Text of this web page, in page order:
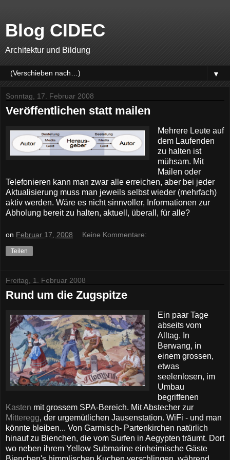
Blog CIDEC
Architektur und Bildung
▼
Sonntag, 17. Februar 2008
Veröffentlichen statt mailen
Mehrere Leute auf
dem Laufenden
zu halten ist
mühsam. Mit
Mailen oder
Telefonieren kann man zwar alle erreichen, aber bei jeder
Aktualisierung muss man jeweils selbst wieder (mehrfach)
aktiv werden. Wäre es nicht sinnvoller, Informationen zur
Abholung bereit zu halten, aktuell, überall, für alle?
on Februar 17, 2008 Keine Kommentare:
Teilen
Freitag, 1. Februar 2008
Rund um die Zugspitze
Ein paar Tage
abseits vom
Alltag. In
Berwang, in
einem grossen,
etwas
seelenlosen, im
Umbau
begriffenen
Kasten mit grossem SPA-Bereich. Mit Abstecher zur
Mitteregg, der urgemütlichen Jausenstation. WiFi - und man
könnte bleiben... Von Garmisch- Partenkirchen natürlich
hinauf zu Bienchen, die vom Surfen in Aegypten träumt. Dort
wo neben ihrem Yellow Submarine einheimische Gäste